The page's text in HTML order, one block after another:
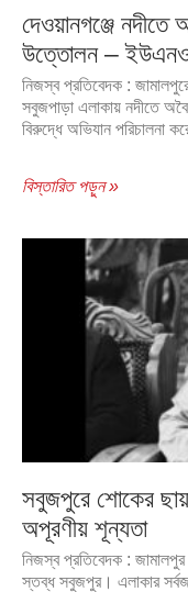
দেওয়ানগঞ্জে
উত্তোলন –
নিজস্ব প্রতিবেদক :
সবুজপাড়া এলাকায় নদীতে
বিরুদ্ধে অভিযান পরিচালনা
বিস্তারিত পড়ুন »
সবুজপুরে শোকের
অপূরণীয় শূন্যতা
নিজস্ব প্রতিবেদক :
স্তব্ধ সবুজপুর। এলাকার